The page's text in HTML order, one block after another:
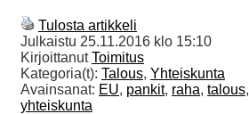
Tulosta artikkeli
Julkaistu 25.11.2016 klo 15:10
KirjoittanutToimitus
Kategoria(t): Talous, Yhteiskunta
Avainsanat: EU, pankit, raha, talous,
yhteiskunta